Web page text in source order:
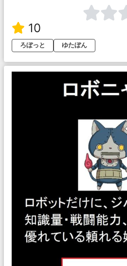
10
ろぼっと
ゆたぼん